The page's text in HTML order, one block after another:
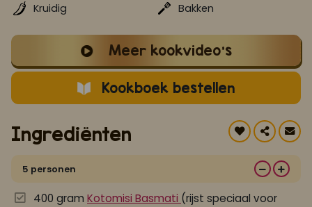
Kruidig
Bakken
Meer kookvideo's
Kookboek bestellen
Ingrediënten
5 personen
400 gram Kotomisi Basmati (rijst speciaal voor